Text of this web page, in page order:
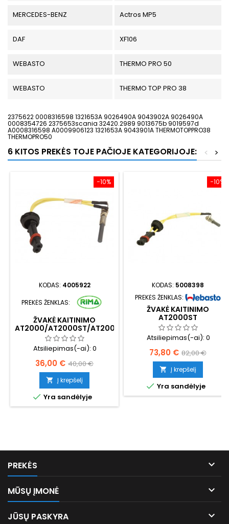
MERCEDES-BENZ Actros MP5
DAF XF106
WEBASTO THERMO PRO 50
WEBASTO THERMO TOP PRO 38
2375622 0008316598 1321653A 9026490A 9043902A 9026490A
0008354726 2375653scania 32420.2989 9013675b 9019597d
A0008316598 A0009906123 1321653A 9043901A THERMOTOPPRO38
THERMOPRO50
6 KITOS PREKĖS TOJE PAČIOJE KATEGORIJOJE: >
<
−10%
KODAS: 4005922
PREKĖS ŽENKLAS:
ŽVAKĖ KAITINIMO
AT2000/AT2000ST/AT2000STC
Atsiliepimas(-ai): 0
Kaina
36,00 € Bazinė
kaina
40,00 €
 Į krepšelį
 Yra sandėlyje
−10%
KODAS: 5008398
PREKĖS ŽENKLAS:
ŽVAKĖ KAITINIMO
AT2000ST
Atsiliepimas(-ai): 0
Kaina
73,80 € Bazinė
kaina
82,00 €
 Į krepšelį
 Yra sandėlyje
PREKĖS 
MŪSŲ ĮMONĖ 
JŪSŲ PASKYRA 